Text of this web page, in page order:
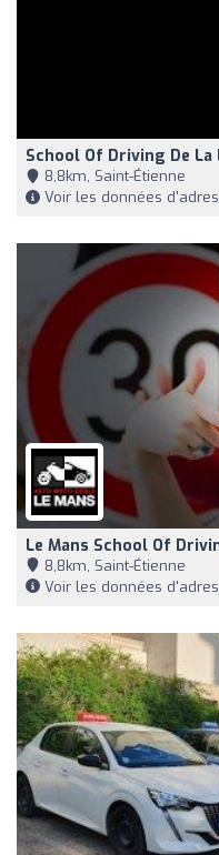
School Of Driving De
8,8km, Saint-Étienne
Voir les données
Le Mans School Of
8,8km, Saint-Étienne
Voir les données